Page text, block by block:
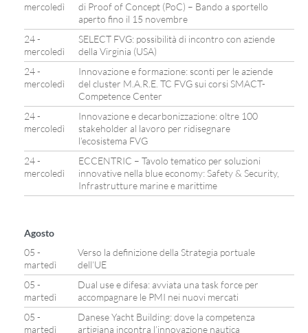
mercoledì
di Proof of Concept (PoC) – Bando a sportello
aperto fino il 15 novembre
24 -
mercoledì
SELECT FVG: possibilità di incontro con aziende
della Virginia (USA)
24 -
mercoledì
Innovazione e formazione: sconti per le aziende
del cluster M.A.R.E. TC FVG sui corsi SMACT-
Competence Center
24 -
mercoledì
Innovazione e decarbonizzazione: oltre 100
stakeholder al lavoro per ridisegnare
l’ecosistema FVG
24 -
mercoledì
ECCENTRIC – Tavolo tematico per soluzioni
innovative nella blue economy: Safety & Security,
Infrastrutture marine e marittime
Agosto
05 -
martedì
Verso la definizione della Strategia portuale
dell’UE
05 -
martedì
Dual use e difesa: avviata una task force per
accompagnare le PMI nei nuovi mercati
05 -
martedì
Danese Yacht Building: dove la competenza
artigiana incontra l’innovazione nautica